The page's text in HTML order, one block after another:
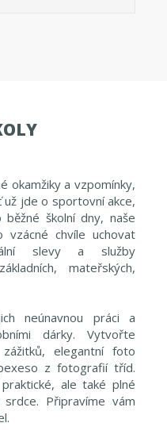
okamžiky a vzpomínky,
jde o sportovní akce,
školní dny, naše
chvíle uchovat
slevy a služby
mateřských,
neúnavnou práci a
dárky. Vytvořte
elegantní foto
z fotografií tříd.
ale také plné
Připravíme vám